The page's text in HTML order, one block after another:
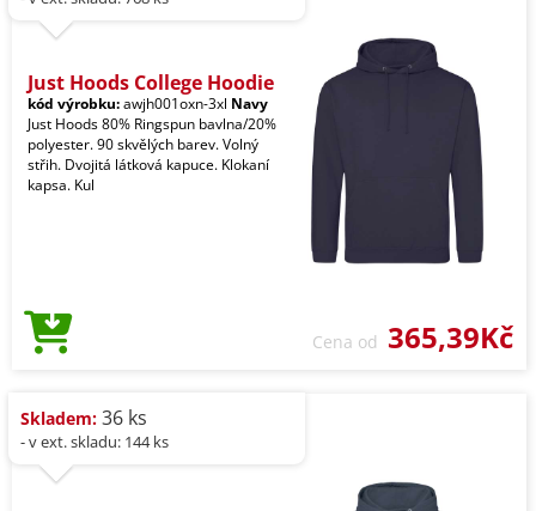
Just Hoods College Hoodie
kód výrobku:awjh001oxn-3xl Navy
Just Hoods 80% Ringspun bavlna/20%
polyester. 90 skvělých barev. Volný
střih. Dvojitá látková kapuce. Klokaní
kapsa. Kul
Cena od 365,39Kč
Skladem: 36 ks
- v ext. skladu: 144 ks